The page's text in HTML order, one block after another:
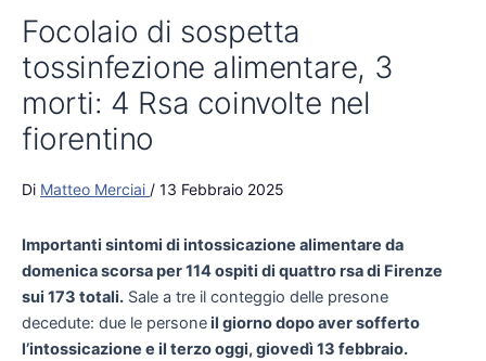
Focolaio di sospetta
tossinfezione alimentare, 3
morti: 4 Rsa coinvolte nel
fiorentino
Di Matteo Merciai / 13 Febbraio 2025
Importanti sintomi di intossicazione alimentare da
domenica scorsa per 114 ospiti di quattro rsa di Firenze
sui 173 totali. Sale a tre il conteggio delle presone
decedute: due le personeil giorno dopo aver sofferto
l’intossicazione e il terzo oggi, giovedì 13 febbraio.